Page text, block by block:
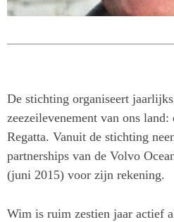
De stichting organiseert
zeezeilevenement van ons
Regatta. Vanuit de stichting
partnerships van de Volvo
(juni 2015) voor zijn rekening.
Wim is ruim zestien jaar actief